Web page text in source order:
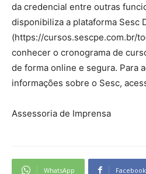
da credencial entre outras
disponibiliza a plataforma Sesc
(https://cursos.sescpe.com.br/
conhecer o cronograma de
de forma online e segura. Para
informações sobre o Sesc,
Assessoria de Imprensa
WhatsApp Facebook